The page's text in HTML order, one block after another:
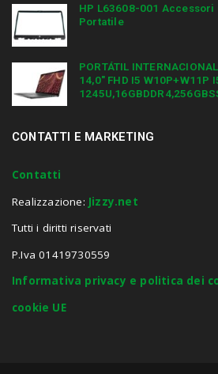
HP L63608-001
Portatile
PORTÁTIL
14,0″ FHD I5 W10P+W11P
CONTATTI E MARKETING
Contatti
Realizzazione: Jizzy.net
Tutti i diritti riservati
P.Iva 01419730559
Informativa privacy e politica dei
cookie UE